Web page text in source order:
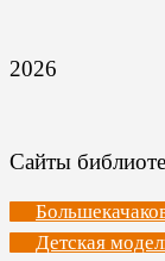
2026
Сайты
Детская